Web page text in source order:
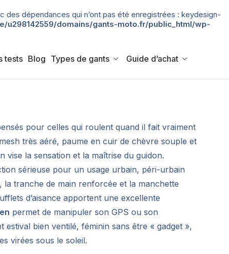
des dépendances qui n’ont pas été enregistrées : keydesign-
u298142559/domains/gants-moto.fr/public_html/wp-
tests Blog Types de gants Guide d’achat
pour celles qui roulent quand il fait vraiment
très aéré, paume en cuir de chèvre souple et
vise la sensation et la maîtrise du guidon.
sérieuse pour un usage urbain, péri-urbain
la tranche de main renforcée et la manchette
d’aisance apportent une excellente
permet de manipuler son GPS ou son
bien ventilé, féminin sans être « gadget »,
virées sous le soleil.